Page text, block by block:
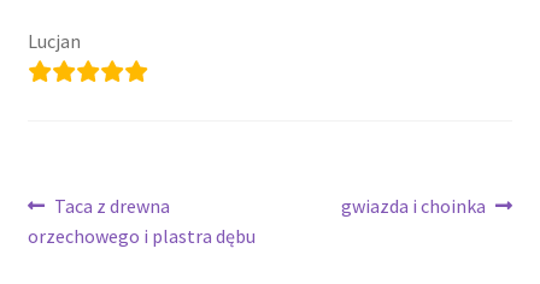
Lucjan
Nawigacja
wpisu
Poprzedni
wpis:
Taca z drewna
orzechowego i plastra dębu
Następny
gwiazda i choinka